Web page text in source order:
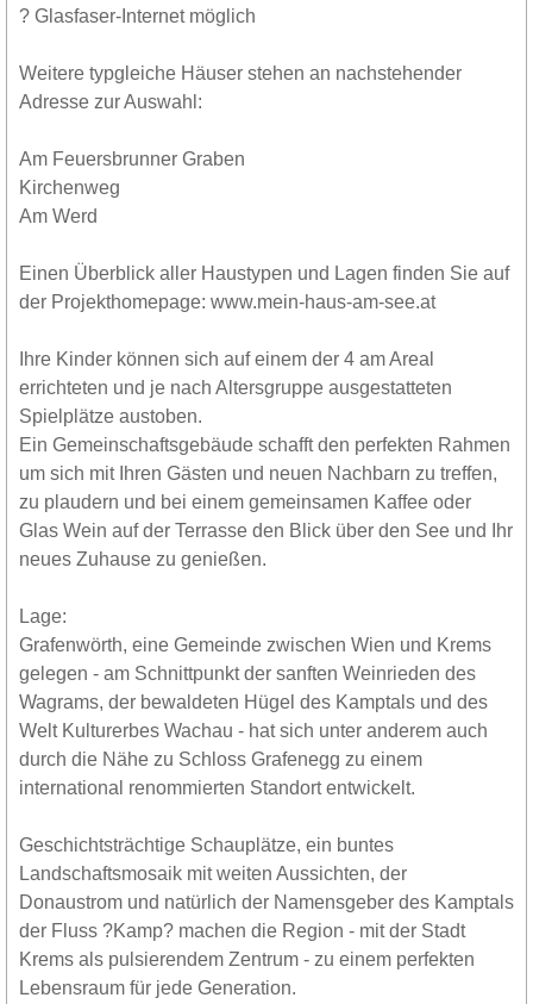
? Glasfaser-Internet möglich
Weitere typgleiche Häuser stehen an nachstehender
Adresse zur Auswahl:
Am Feuersbrunner Graben
Kirchenweg
Am Werd
Einen Überblick aller Haustypen und Lagen finden Sie auf
der Projekthomepage: www.mein-haus-am-see.at
Ihre Kinder können sich auf einem der 4 am Areal
errichteten und je nach Altersgruppe ausgestatteten
Spielplätze austoben.
Ein Gemeinschaftsgebäude schafft den perfekten Rahmen
um sich mit Ihren Gästen und neuen Nachbarn zu treffen,
zu plaudern und bei einem gemeinsamen Kaffee oder
Glas Wein auf der Terrasse den Blick über den See und Ihr
neues Zuhause zu genießen.
Lage:
Grafenwörth, eine Gemeinde zwischen Wien und Krems
gelegen - am Schnittpunkt der sanften Weinrieden des
Wagrams, der bewaldeten Hügel des Kamptals und des
Welt Kulturerbes Wachau - hat sich unter anderem auch
durch die Nähe zu Schloss Grafenegg zu einem
international renommierten Standort entwickelt.
Geschichtsträchtige Schauplätze, ein buntes
Landschaftsmosaik mit weiten Aussichten, der
Donaustrom und natürlich der Namensgeber des Kamptals
der Fluss ?Kamp? machen die Region - mit der Stadt
Krems als pulsierendem Zentrum - zu einem perfekten
Lebensraum für jede Generation.